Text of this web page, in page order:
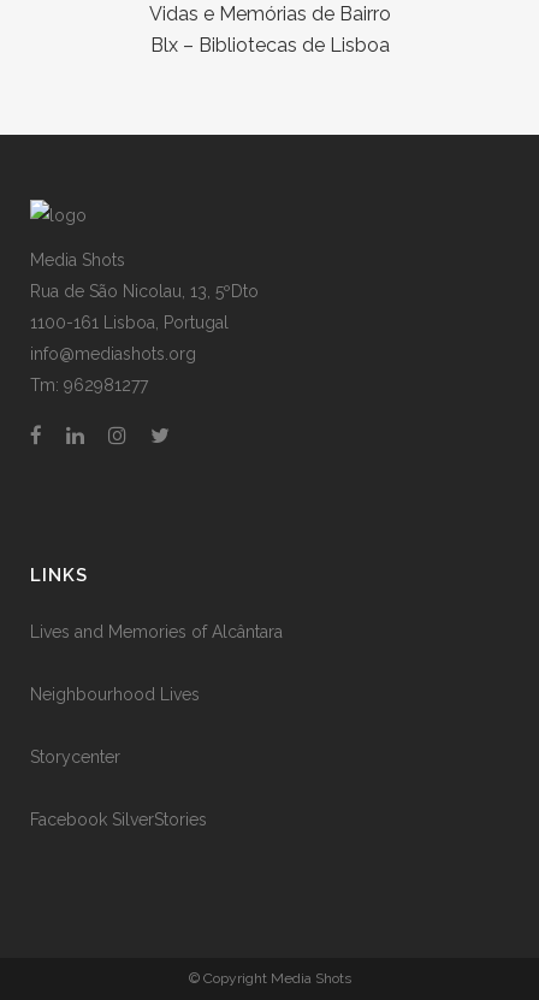
Vidas e Memórias de Bairro
Blx – Bibliotecas de Lisboa
Media Shots
Rua de São Nicolau, 13, 5ºDto
1100-161 Lisboa, Portugal
info@mediashots.org
Tm: 962981277
LINKS
Lives and Memories of Alcântara
Neighbourhood Lives
Storycenter
Facebook SilverStories
© Copyright Media Shots